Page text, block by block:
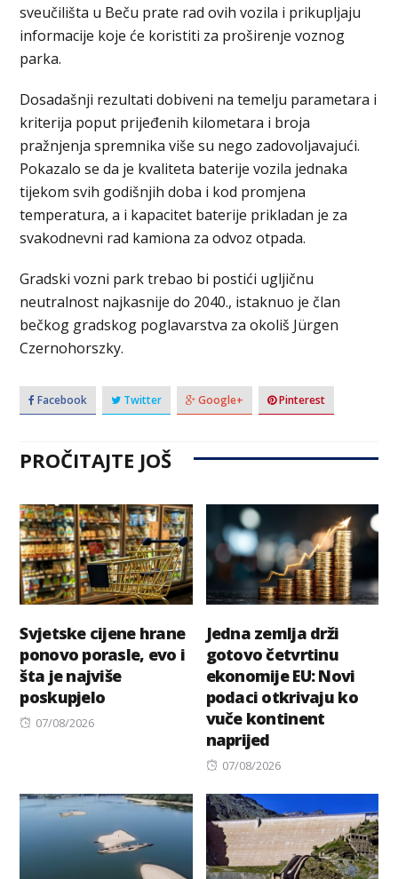
sveučilišta u Beču prate rad ovih vozila i prikupljaju
informacije koje će koristiti za proširenje voznog
parka.
Dosadašnji rezultati dobiveni na temelju parametara i
kriterija poput prijeđenih kilometara i broja
pražnjenja spremnika više su nego zadovoljavajući.
Pokazalo se da je kvaliteta baterije vozila jednaka
tijekom svih godišnjih doba i kod promjena
temperatura, a i kapacitet baterije prikladan je za
svakodnevni rad kamiona za odvoz otpada.
Gradski vozni park trebao bi postići ugljičnu
neutralnost najkasnije do 2040., istaknuo je član
bečkog gradskog poglavarstva za okoliš Jürgen
Czernohorszky.
Facebook Twitter Google+ Pinterest
PROČITAJTE JOŠ
Svjetske cijene hrane
ponovo porasle, evo i
šta je najviše
poskupjelo
Posted
07/08/2026
Jedna zemlja drži
gotovo četvrtinu
ekonomije EU: Novi
podaci otkrivaju ko
vuče kontinent
naprijed
Posted
07/08/2026